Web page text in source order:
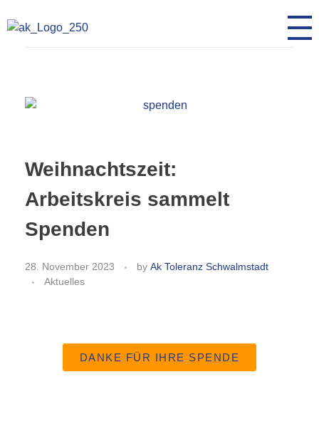
Weihnachtszeit:
Arbeitskreis sammelt
Spenden
28. November 2023 by Ak Toleranz Schwalmstadt
Aktuelles
DANKE FÜR IHRE SPENDE